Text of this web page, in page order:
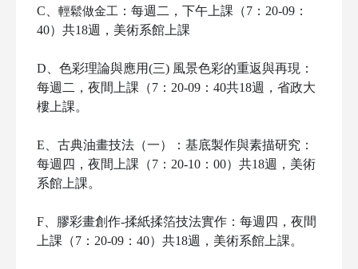
C 輕鬆做金工 ：每週二，下午上課（7：20-09：
40）共18週，美術系館上課
D 、色彩理論與應用(三) 風景色彩的重返與再現 ：
每週二，夜間上課 （7 ：20-09：40共18週，省政大
樓 上課。
E 、古典油畫技法（一）：基底製作與素描研究：
每週四，夜間上課（7：20-10：00）共18週，美術
系館上課。
F 、膠彩畫創作-揉紙揉箔技法實作：每週四，夜間
上課（7：20-09：40）共18週，美術系館上課。